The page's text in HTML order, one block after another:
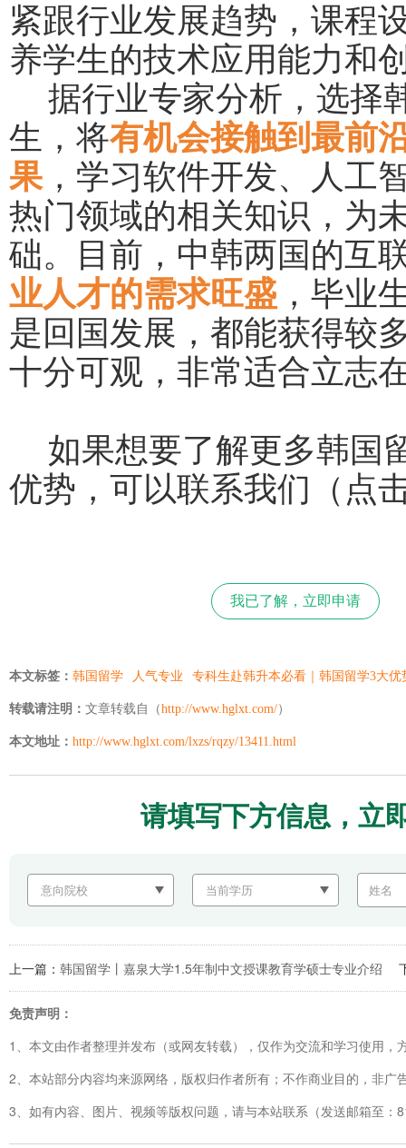
紧跟行业发展趋势，课程
养学生的技术应用能力和
据行业专家分析，选择
生，将有机会接触到最前
果，学习软件开发、人工
热门领域的相关知识，为
础。目前，中韩两国的互
业人才的需求旺盛 ，毕业
是回国发展，都能获得较
十分可观，非常适合立志
如果想要了解更多韩国
优势，可以联系我们（点
我已了解，立即申请
本文标签： 韩国留学 人气专业 专科生赴韩升本必看｜韩国留学3大优
转载请注明： 文章转载自（http://www.hglxt.com/）
本文地址： http://www.hglxt.com/lxzs/rqzy/13411.html
请填写下方信息，立
上一篇： 韩国留学丨嘉泉大学1.5年制中文授课教育学硕士专业介绍
免责声明：
1、本文由作者整理并发布（或网友转载），仅作为交流和学习使用
2、本站部分内容均来源网络，版权归作者所有；不作商业目的，非广
3、如有内容、图片、视频等版权问题，请与本站联系（发送邮箱至